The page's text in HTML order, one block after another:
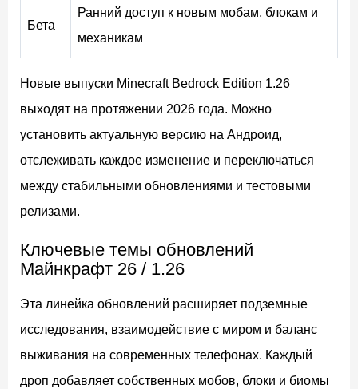
Бета
Ранний доступ к новым мобам, блокам и
механикам
Новые выпуски Minecraft Bedrock Edition 1.26
выходят на протяжении 2026 года. Можно
установить актуальную версию на Андроид,
отслеживать каждое изменение и переключаться
между стабильными обновлениями и тестовыми
релизами.
Ключевые темы обновлений
Майнкрафт 26 / 1.26
Эта линейка обновлений расширяет подземные
исследования, взаимодействие с миром и баланс
выживания на современных телефонах. Каждый
дроп добавляет собственных мобов, блоки и биомы